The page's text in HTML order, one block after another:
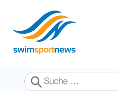
Suchen